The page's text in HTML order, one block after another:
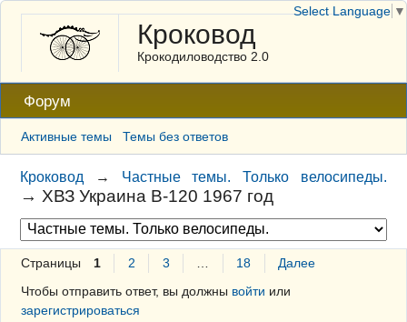
Кроковод
Крокодиловодство 2.0
Форум
Активные темы Темы без ответов
Кроковод → Частные темы. Только велосипеды.
→ ХВЗ Украина В-120 1967 год
Страницы 1 2 3 18
Далее
Чтобы отправить ответ, вы должны войти или
зарегистрироваться
Select Language ▼